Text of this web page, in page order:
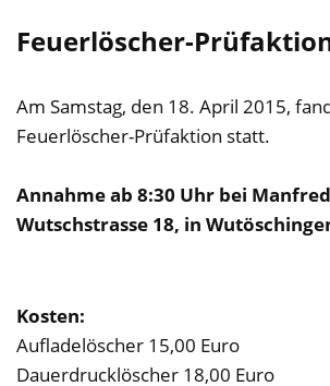
Feuerlöscher-
Am Samstag, den 18. April 2015,
Feuerlöscher-Prüfaktion statt.
Annahme ab 8:30 Uhr bei
Wutschstrasse 18, in
Kosten:
Aufladelöscher 15,00 Euro
Dauerdrucklöscher 18,00 Euro